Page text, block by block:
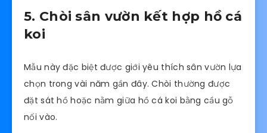
5. Chòi sân vườn kết hợp hồ cá
koi
Mẫu này đặc biệt được giới yêu thích sân vườn lựa
chọn trong vài năm gần đây. Chòi thường được
đặt sát hồ hoặc nằm giữa hồ cá koi bằng cầu gỗ
nối vào.